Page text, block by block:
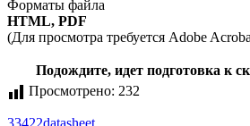
Форматы файла
HTML, PDF
(Для просмотра требуется Adobe
Подождите, идет подготовка к
Просмотрено: 232